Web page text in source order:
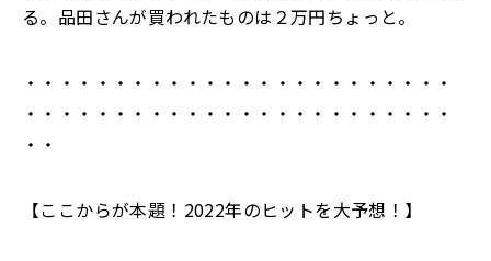
る。品田さんが買われたものは２万円ちょっと。
・・・・・・・・・・・・・・・・・・・・・・・・
・・・・・・・・・・・・・・・・・・・・・・・・
・・
【ここからが本題！2022年のヒットを大予想！】